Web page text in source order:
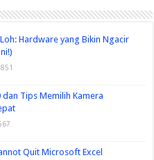
Hardware yang Bikin Ngacir
dan Tips Memilih Kamera
Quit Microsoft Excel